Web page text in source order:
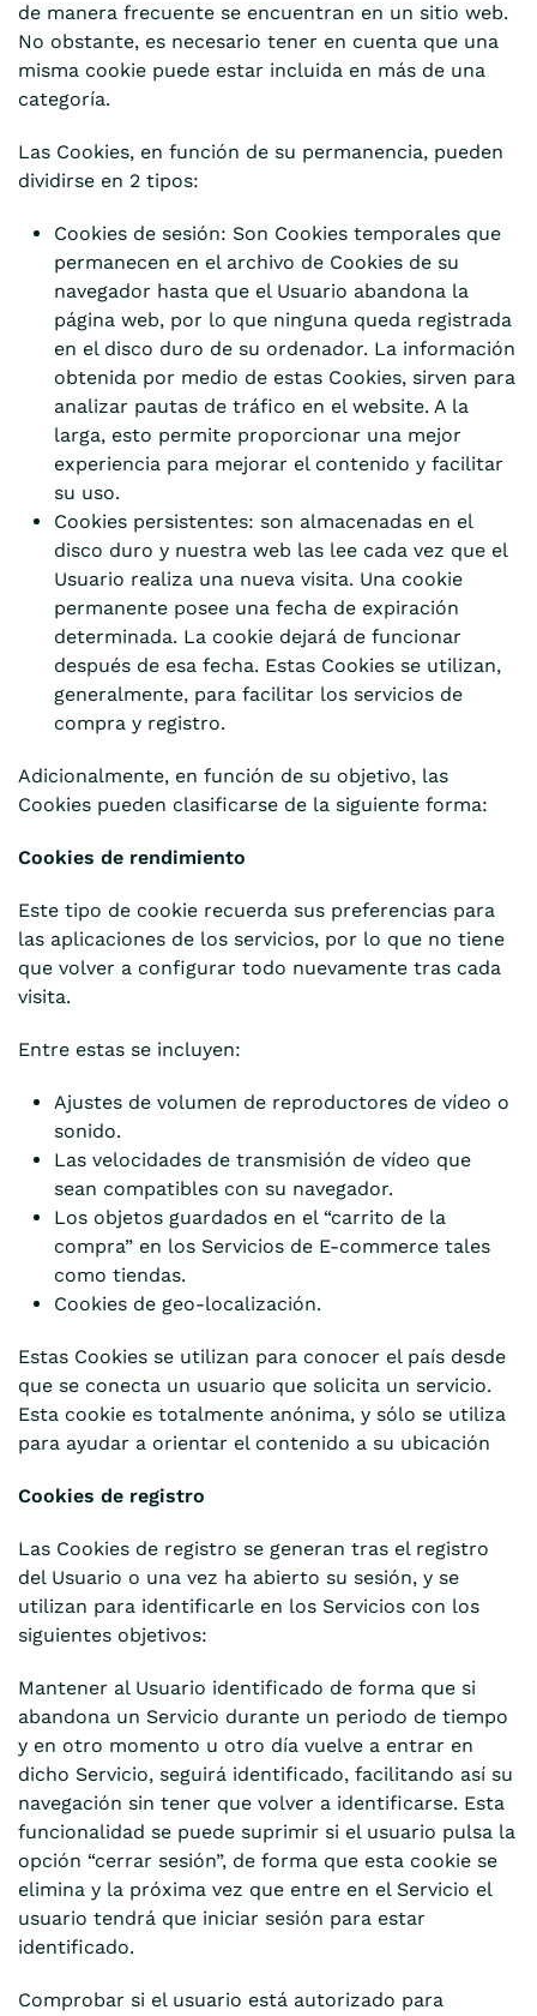
de manera frecuente se encuentran en un sitio web.
No obstante, es necesario tener en cuenta que una
misma cookie puede estar incluida en más de una
categoría.
Las Cookies, en función de su permanencia, pueden
dividirse en 2 tipos:
Cookies de sesión: Son Cookies temporales que
permanecen en el archivo de Cookies de su
navegador hasta que el Usuario abandona la
página web, por lo que ninguna queda registrada
en el disco duro de su ordenador. La información
obtenida por medio de estas Cookies, sirven para
analizar pautas de tráfico en el website. A la
larga, esto permite proporcionar una mejor
experiencia para mejorar el contenido y facilitar
su uso.
Cookies persistentes: son almacenadas en el
disco duro y nuestra web las lee cada vez que el
Usuario realiza una nueva visita. Una cookie
permanente posee una fecha de expiración
determinada. La cookie dejará de funcionar
después de esa fecha. Estas Cookies se utilizan,
generalmente, para facilitar los servicios de
compra y registro.
Adicionalmente, en función de su objetivo, las
Cookies pueden clasificarse de la siguiente forma:
Cookies de rendimiento
Este tipo de cookie recuerda sus preferencias para
las aplicaciones de los servicios, por lo que no tiene
que volver a configurar todo nuevamente tras cada
visita.
Entre estas se incluyen:
Ajustes de volumen de reproductores de vídeo o
sonido.
Las velocidades de transmisión de vídeo que
sean compatibles con su navegador.
Los objetos guardados en el “carrito de la
compra” en los Servicios de E-commerce tales
como tiendas.
Cookies de geo-localización.
Estas Cookies se utilizan para conocer el país desde
que se conecta un usuario que solicita un servicio.
Esta cookie es totalmente anónima, y sólo se utiliza
para ayudar a orientar el contenido a su ubicación
Cookies de registro
Las Cookies de registro se generan tras el registro
del Usuario o una vez ha abierto su sesión, y se
utilizan para identificarle en los Servicios con los
siguientes objetivos:
Mantener al Usuario identificado de forma que si
abandona un Servicio durante un periodo de tiempo
y en otro momento u otro día vuelve a entrar en
dicho Servicio, seguirá identificado, facilitando así su
navegación sin tener que volver a identificarse. Esta
funcionalidad se puede suprimir si el usuario pulsa la
opción “cerrar sesión”, de forma que esta cookie se
elimina y la próxima vez que entre en el Servicio el
usuario tendrá que iniciar sesión para estar
identificado.
Comprobar si el usuario está autorizado para